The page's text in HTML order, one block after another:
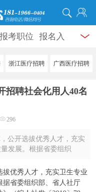
报考职位 报名入
录用公示 辅导
团队
浙江医疗招聘 广西医疗招聘
招聘社会化用人40名
296
公开选拔优秀人才，充实
发展。根据省委组织
府办 ...
优秀人才，充实卫生专业
据省委组织部、省人社厅